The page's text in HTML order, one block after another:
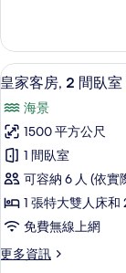
私
人
泳
池,
海
濱
的
所
有
相
套
房,
1
臥
室,
私
人
泳
池,
海
濱
詳
顯
示
皇
家
客
房,
2
間
臥
6
皇家客房, 2 間臥
海景
1500 平方公尺
1 間臥室
可容納 6 人 (依實
1 張特大雙人床和
免費無線上網
更多資訊
更